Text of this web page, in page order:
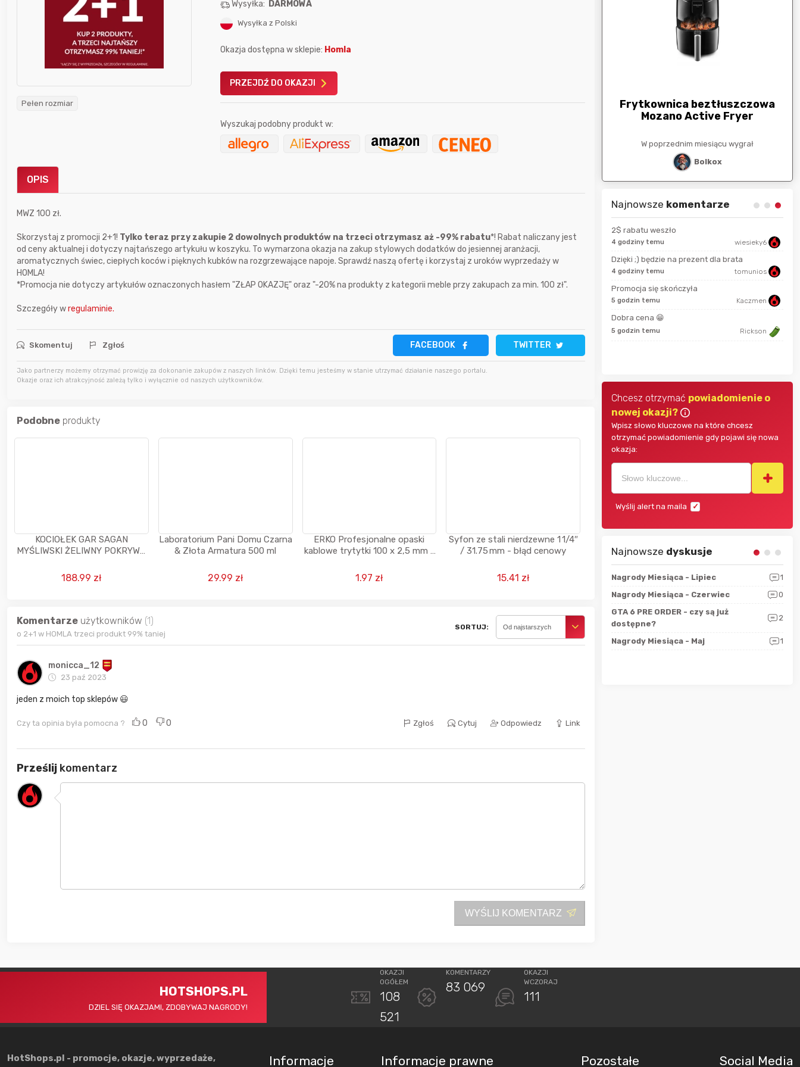
Pełen rozmiar
Wysyłka: DARMOWA
Wysyłka z Polski
Okazja dostępna w sklepie: Homla
PRZEJDŹ DO OKAZJI
Wyszukaj podobny produkt w:
OPIS
MWZ 100 zł.
Skorzystaj z promocji 2+1! Tylko teraz przy zakupie 2 dowolnych produktów na trzeci otrzymasz aż -99% rabatu*! Rabat naliczany jest
od ceny aktualnej i dotyczy najtańszego artykułu w koszyku. To wymarzona okazja na zakup stylowych dodatków do jesiennej aranżacji,
aromatycznych świec, ciepłych koców i pięknych kubków na rozgrzewające napoje. Sprawdź naszą ofertę i korzystaj z uroków wyprzedaży w
HOMLA!
*Promocja nie dotyczy artykułów oznaczonych hasłem "ZŁAP OKAZJĘ" oraz "-20% na produkty z kategorii meble przy zakupach za min. 100 zł".
Szczegóły wregulaminie.
Skomentuj Zgłoś FACEBOOK TWITTER
Jako partnerzy możemy otrzymać prowizję za dokonanie zakupów z naszych linków. Dzięki temu jesteśmy w stanie utrzymać działanie naszego portalu.
Okazje oraz ich atrakcyjność zależą tylko i wyłącznie od naszych użytkowników.
Podobne produkty
KOCIOŁEK GAR SAGAN
MYŚLIWSKI ŻELIWNY POKRYWA
10L ROHTENBACH
188.99 zł
Laboratorium Pani Domu Czarna
& Złota Armatura 500 ml
29.99 zł
ERKO Profesjonalne opaski
kablowe trytytki 100 x 2,5 mm -
1.97 zł
Syfon ze stali nierdzewne 1 1/4″
/ 31.75 mm - błąd cenowy
15.41 zł
Komentarze użytkowników (1)
o 2+1 w HOMLA trzeci produkt 99% taniej
SORTUJ: Od najstarszych
monicca_12
23 paź 2023
jeden z moich top sklepów 😃
Czy ta opinia była pomocna ? 0 0 Zgłoś Cytuj Odpowiedz Link
Prześlij komentarz
WYŚLIJ KOMENTARZ
Gofrownica GÖTZE & JENSEN
DW900 1600W
Karta podarunkowa
Allegro 150zł
Amazon 250zł
Frytkownica beztłuszczowa
Mozano Active Fryer
W poprzednim miesiącu wygrał
Bolkox
Najnowsze komentarze
4 godziny temu wiesieky6
5 godzin temu Rickson
13 sekund temu Ays
28 sekund temu kkk
JackHammer
3 godziny temu zaq111
3 godziny temu Somatoliberyna
2$ rabatu weszło
4 godziny temu wiesieky6
Dzięki ;) będzie na prezent dla brata
4 godziny temu tomunios
Promocja się skończyła
5 godzin temu Kaczmen
Dobra cena 😁
5 godzin temu Rickson
Chcesz otrzymać powiadomienie o
nowej okazji?
Wpisz słowo kluczowe na które chcesz
otrzymać powiadomienie gdy pojawi się nowa
okazja:
Wyślij alert na maila
Najnowsze dyskusje
Sferis - czemu odstrasza?
Katalog nagród
Nagrody Miesiąca - Marzec
Nagrody Miesiąca - Lipiec
1
Nagrody Miesiąca - Czerwiec
0
GTA 6 PRE ORDER - czy są już
dostępne?
2
Nagrody Miesiąca - Maj 1
HOTSHOPS.PL
DZIEL SIĘ OKAZJAMI, ZDOBYWAJ NAGRODY!
OKAZJI
OGÓŁEM
108
521
KOMENTARZY
83 069
OKAZJI
WCZORAJ
111
HotShops.pl - promocje, okazje, wyprzedaże,
Informacje Informacje prawne Pozostałe Social Media